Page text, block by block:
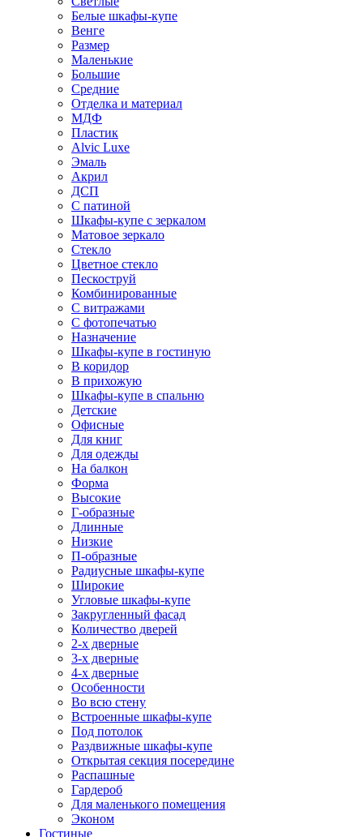
Белые шкафы-купе
Венге
Размер
Маленькие
Большие
Средние
Отделка и материал
МДФ
Пластик
Alvic Luxe
Эмаль
Акрил
ДСП
С патиной
Шкафы-купе с зеркалом
Матовое зеркало
Стекло
Цветное стекло
Пескоструй
Комбинированные
С витражами
С фотопечатью
Назначение
Шкафы-купе в гостиную
В коридор
В прихожую
Шкафы-купе в спальню
Детские
Офисные
Для книг
Для одежды
На балкон
Форма
Высокие
Г-образные
Длинные
Низкие
П-образные
Радиусные шкафы-купе
Широкие
Угловые шкафы-купе
Закругленный фасад
Количество дверей
2-х дверные
3-х дверные
4-х дверные
Особенности
Во всю стену
Встроенные шкафы-купе
Под потолок
Раздвижные шкафы-купе
Открытая секция посередине
Распашные
Гардероб
Для маленького помещения
Эконом
Гостиные